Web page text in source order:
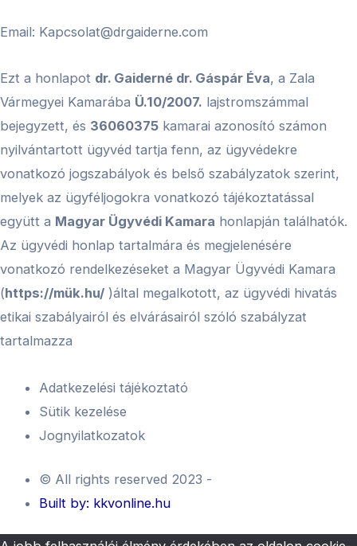
Email: Kapcsolat@drgaiderne.com
Ezt a honlapot dr. Gaiderné dr. Gáspár Éva, a Zala
Vármegyei Kamarába Ü.10/2007. lajstromszámmal
bejegyzett, és 36060375 kamarai azonosító számon
nyilvántartott ügyvéd tartja fenn, az ügyvédekre
vonatkozó jogszabályok és belső szabályzatok szerint,
melyek az ügyféljogokra vonatkozó tájékoztatással
együtt a Magyar Ügyvédi Kamara honlapján találhatók.
Az ügyvédi honlap tartalmára és megjelenésére
vonatkozó rendelkezéseket a Magyar Ügyvédi Kamara
(https://mük.hu/ )által megalkotott, az ügyvédi hivatás
etikai szabályairól és elvárásairól szóló szabályzat
tartalmazza
Adatkezelési tájékoztató
Sütik kezelése
Jognyilatkozatok
© All rights reserved 2023 -
Built by: kkvonline.hu